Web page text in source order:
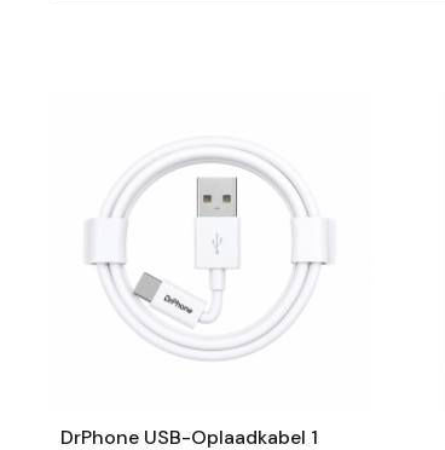
DrPhone USB-Oplaadkabel 1